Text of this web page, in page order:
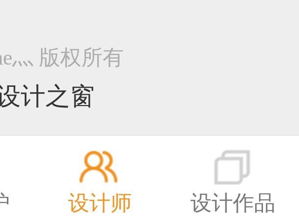
灬 版权所有
计之窗
设计师 设计作品